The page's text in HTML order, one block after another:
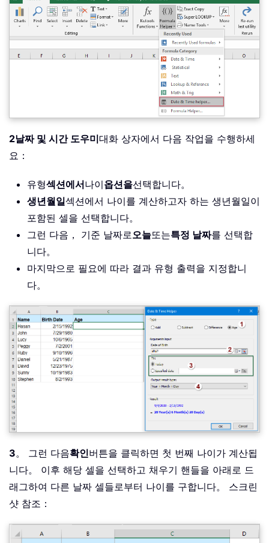
2날짜 및 시간 도우미대화 상자에서 다음 작업을 수행하세
요：
유형섹션에서나이옵션을선택합니다。
생년월일섹션에서 나이를 계산하고자 하는 생년월일이
포함된 셀을 선택합니다。
그런 다음， 기준 날짜로오늘또는특정 날짜를 선택합
니다。
마지막으로 필요에 따라 결과 유형 출력을 지정합니
다。
3。 그런 다음확인버튼을 클릭하면 첫 번째 나이가 계산됩
니다。 이후 해당 셀을 선택하고 채우기 핸들을 아래로 드
래그하여 다른 날짜 셀들로부터 나이를 구합니다。 스크린
샷 참조：